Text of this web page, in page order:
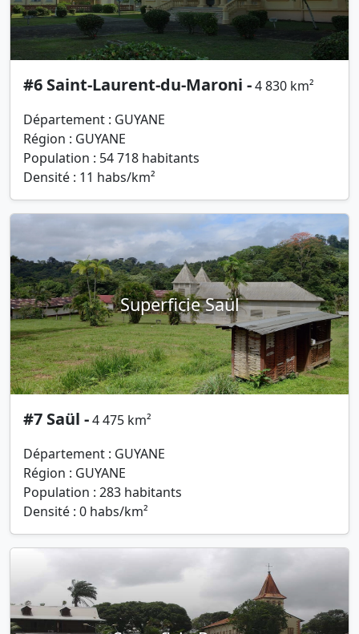
#6 Saint-Laurent-du-Maroni -4 830 km²
Département : GUYANE
Région : GUYANE
Population : 54 718 habitants
Densité : 11 habs/km²
Superficie Saül
#7 Saül -4 475 km²
Département : GUYANE
Région : GUYANE
Population : 283 habitants
Densité : 0 habs/km²